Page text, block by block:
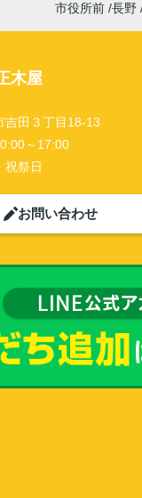
市役所前 長野
木屋
吉田３丁目18-13
～17:00
祝祭日
お問い合わせ